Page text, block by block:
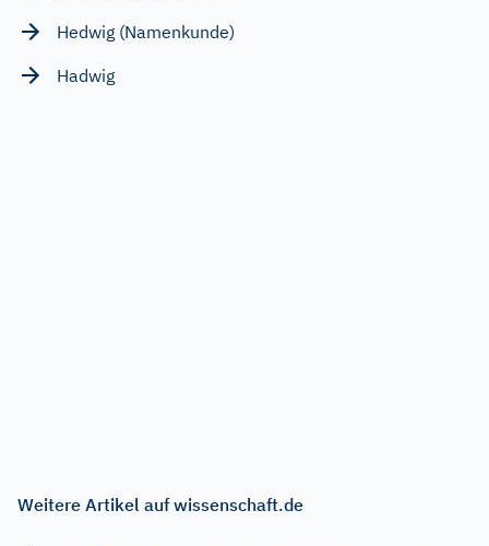
Hedwig (Namenkunde)
Hadwig
Weitere Artikel auf wissenschaft.de